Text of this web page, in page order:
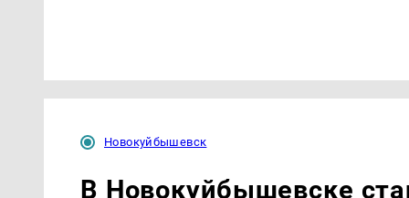
Новокуйбышевск
В Новокуйбышевске